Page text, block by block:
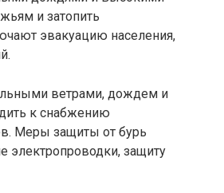
и затопить
эвакуацию населения,
ветрами, дождем и
к снабжению
Меры защиты от бурь
электропроводки, защиту